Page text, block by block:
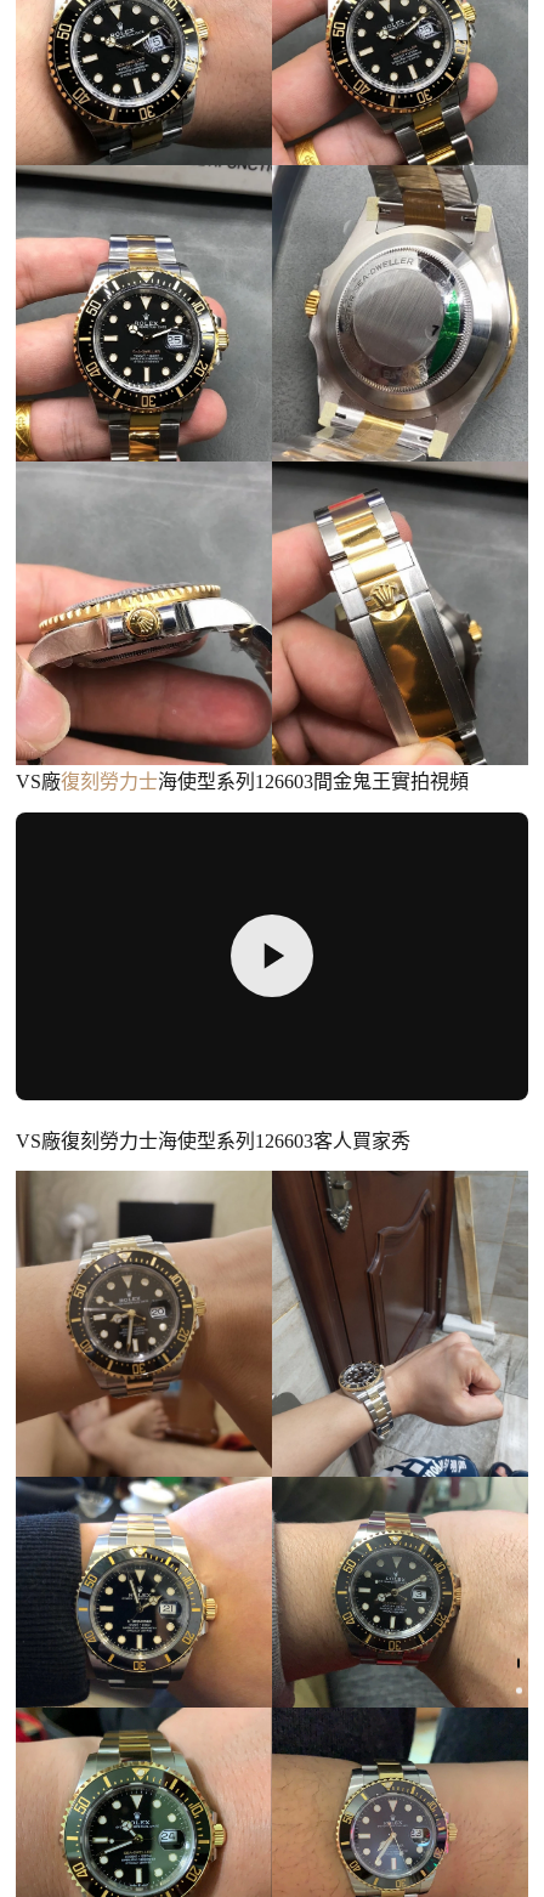
VS廠復刻勞力士海使型系列126603間金鬼王實拍視頻
VS廠復刻勞力士海使型系列126603客人買家秀